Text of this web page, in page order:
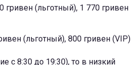
гривен (льготный), 1 770 гривен
(льготный), 800 гривен (VIP)
с 8:30 до 19:30), то в низкий